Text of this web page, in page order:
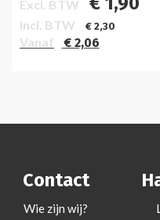
Excl. BTW
Incl. BTW € 2,30
Vanaf € 2,06
Contact
Wie zijn wij?